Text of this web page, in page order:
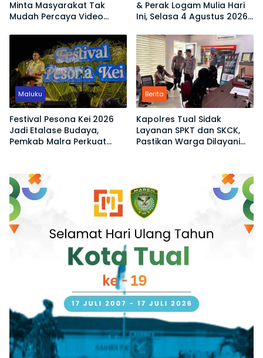
Minta Masyarakat Tak
Mudah Percaya Video
& Perak Logam Mulia Hari
Ini, Selasa 4 Agustus 2026:
Rp2,6 Juta!
Maluku
Festival Pesona Kei 2026
Jadi Etalase Budaya,
Pemkab Malra Perkuat
Berita
Kapolres Tual Sidak
Layanan SPKT dan SKCK,
Pastikan Warga Dilayani